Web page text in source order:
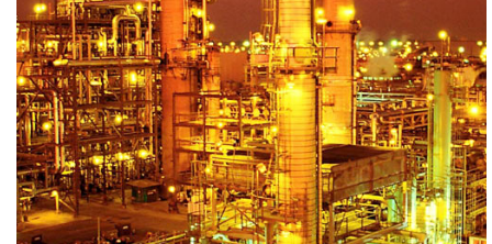
RBR Valvole / Full Rang Ball Valve
Mascot / Control Valve
تماس با ما